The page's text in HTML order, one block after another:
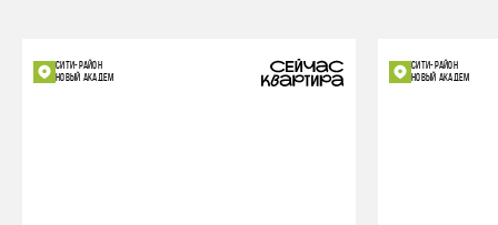
СИТИ-РАЙОН
НОВЫЙ АКАДЕМ
СИТИ-РАЙОН
НОВЫЙ АКАДЕМ